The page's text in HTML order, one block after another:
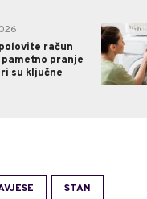
račun
pranje
su ključne
STAN